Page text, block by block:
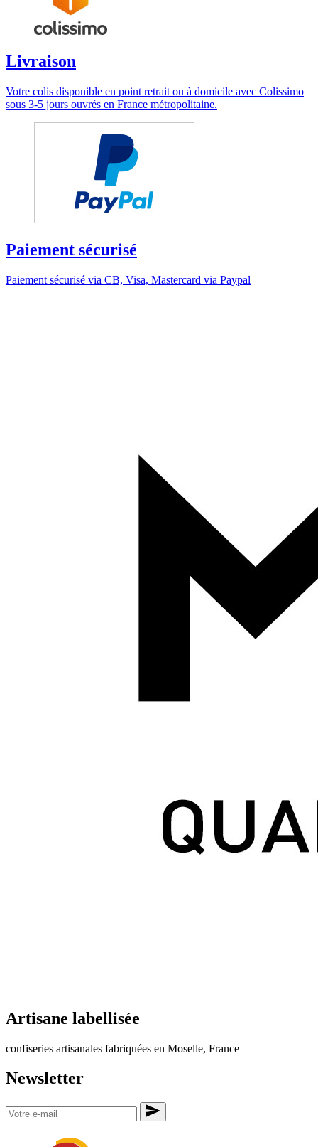
Livraison
Votre colis disponible en point retrait ou à domicile avec Colissimo
sous 3-5 jours ouvrés en France métropolitaine.
Paiement sécurisé
Paiement sécurisé via CB, Visa, Mastercard via Paypal
Artisane labellisée
confiseries artisanales fabriquées en Moselle, France
Newsletter